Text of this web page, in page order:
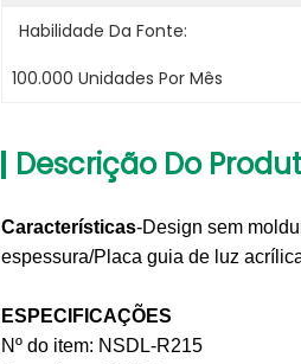
Habilidade Da Fonte:
100.000 Unidades Por Mês
Descrição Do
Características-Design sem
espessura/Placa guia de luz
ESPECIFICAÇÕES
Nº do item: NSDL-R215